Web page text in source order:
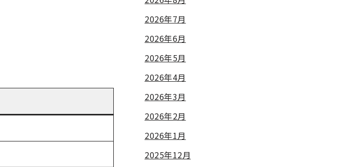
2026年7月
2026年6月
2026年5月
2026年4月
2026年3月
2026年2月
2026年1月
2025年12月